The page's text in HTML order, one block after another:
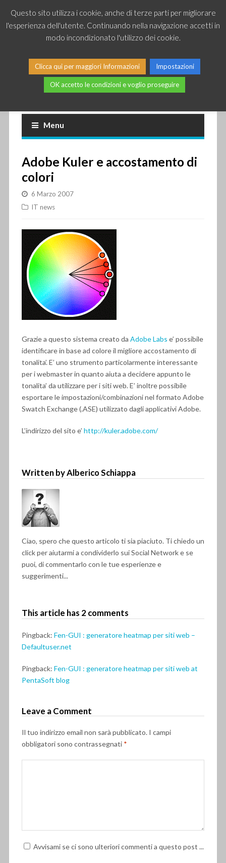
Piccole news dal mondo IT
Menu
Adobe Kuler e accostamento di
colori
6 Marzo 2007
IT news
Grazie a questo sistema creato da Adobe Labs e’ possibile
identificare in base ad colore il migliore accostamento di
tonalita’.E’ uno strumento particolarmente interessante
per i webmaster in quanto aiuta a decidere appunto le
tonalita’ da utilizzare per i siti web. E’ inoltre possibile
esportare le impostazioni/combinazioni nel formato Adobe
Swatch Exchange (.ASE) utilizzato dagli applicativi Adobe.
L’indirizzo del sito e’ http://kuler.adobe.com/
Written by Alberico Schiappa
Ciao, spero che questo articolo ti sia piaciuto. Ti chiedo un
click per aiutarmi a condividerlo sui Social Network e se
puoi, di commentarlo con le tue esperienze e
suggerimenti...
This article has 2 comments
Pingback: Fen-GUI : generatore heatmap per siti web –
Defaultuser.net
Pingback: Fen-GUI : generatore heatmap per siti web at
PentaSoft blog
Leave a Comment
Il tuo indirizzo email non sarà pubblicato. I campi
obbligatori sono contrassegnati *
Avvisami se ci sono ulteriori commenti a questo post ...
Questo sito utilizza i cookie, anche di terze parti per migliorare
l'esperienza dell'utente. Continuando nella navigazione accetti in
modo incondizionato l'utilizzo dei cookie.
Clicca qui per maggiori Informazioni Impostazioni
OK accetto le condizioni e voglio proseguire